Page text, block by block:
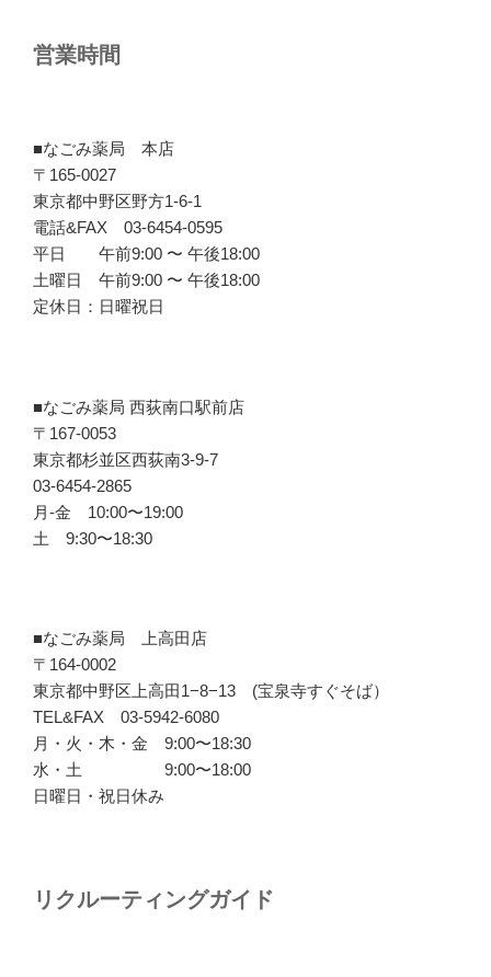
営業時間
■なごみ薬局 本店
〒165-0027
東京都中野区野方1-6-1
電話&FAX 03-6454-0595
平日 午前9:00 〜 午後18:00
土曜日 午前9:00 〜 午後18:00
定休日：日曜祝日
■なごみ薬局 西荻南口駅前店
〒167-0053
東京都杉並区西荻南3-9-7
03-6454-2865
月-金 10:00〜19:00
土 9:30〜18:30
■なごみ薬局 上高田店
〒164-0002
東京都中野区上高田1−8−13 (宝泉寺すぐそば）
TEL&FAX 03-5942-6080
月・火・木・金 9:00〜18:30
水・土 9:00〜18:00
日曜日・祝日休み
リクルーティングガイド